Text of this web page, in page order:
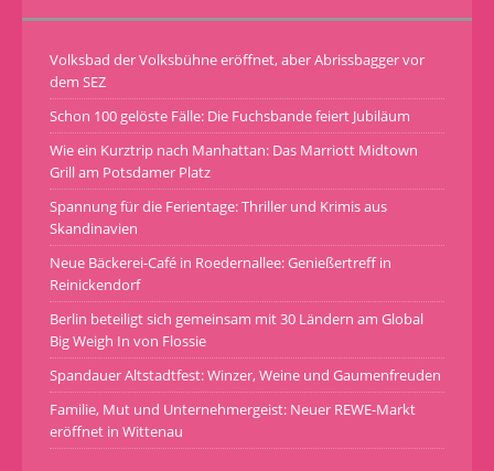
Volksbad der Volksbühne eröffnet, aber Abrissbagger vor
dem SEZ
Schon 100 gelöste Fälle: Die Fuchsbande feiert Jubiläum
Wie ein Kurztrip nach Manhattan: Das Marriott Midtown
Grill am Potsdamer Platz
Spannung für die Ferientage: Thriller und Krimis aus
Skandinavien
Neue Bäckerei-Café in Roedernallee: Genießertreff in
Reinickendorf
Berlin beteiligt sich gemeinsam mit 30 Ländern am Global
Big Weigh In von Flossie
Spandauer Altstadtfest: Winzer, Weine und Gaumenfreuden
Familie, Mut und Unternehmergeist: Neuer REWE-Markt
eröffnet in Wittenau